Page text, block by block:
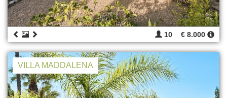
10 € 8.000
VILLA MADDALENA